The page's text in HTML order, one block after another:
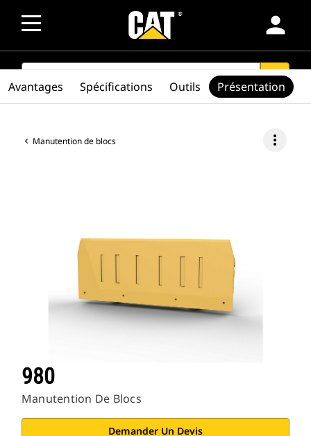
person
SEARCH search
Manutention de blocs more_vert
980
Manutention De Blocs
Demander Un Devis
Avantages Spécifications Outils Présentation